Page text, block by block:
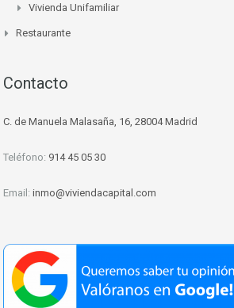
Vivienda Unifamiliar
Restaurante
Contacto
C. de Manuela Malasaña, 16, 28004 Madrid
Teléfono: 914 45 05 30
Email: inmo@viviendacapital.com